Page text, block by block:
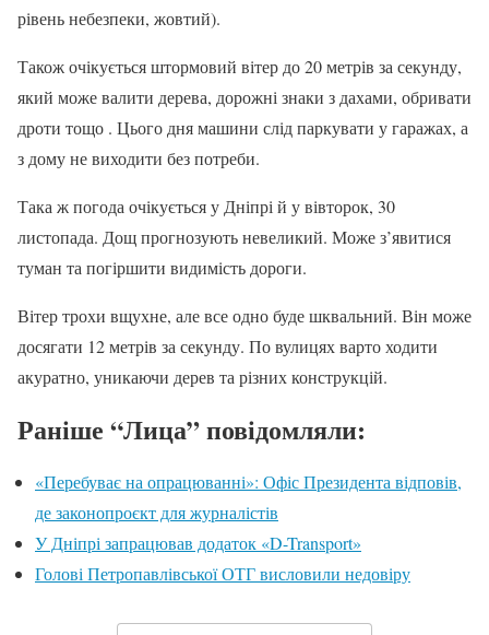
рівень небезпеки, жовтий).
Також очікується штормовий вітер до 20 метрів за секунду,
який може валити дерева, дорожні знаки з дахами, обривати
дроти тощо . Цього дня машини слід паркувати у гаражах, а
з дому не виходити без потреби.
Така ж погода очікується у Дніпрі й у вівторок, 30
листопада. Дощ прогнозують невеликий. Може з’явитися
туман та погіршити видимість дороги.
Вітер трохи вщухне, але все одно буде шквальний. Він може
досягати 12 метрів за секунду. По вулицях варто ходити
акуратно, уникаючи дерев та різних конструкцій.
Раніше “Лица” повідомляли:
«Перебуває на опрацюванні»: Офіс Президента відповів,
де законопроєкт для журналістів
У Дніпрі запрацював додаток «D-Transport»
Голові Петропавлівської ОТГ висловили недовіру